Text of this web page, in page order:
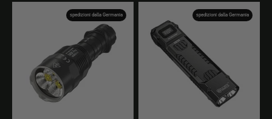
spedizioni dalla Germania spedizioni dalla Germania